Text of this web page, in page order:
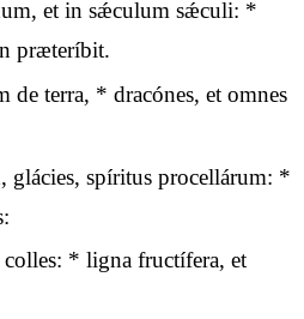
et in sǽculum sǽculi: *
præteríbit.
de terra, * dracónes, et omnes
glácies, spíritus procellárum: *
colles: * ligna fructífera, et